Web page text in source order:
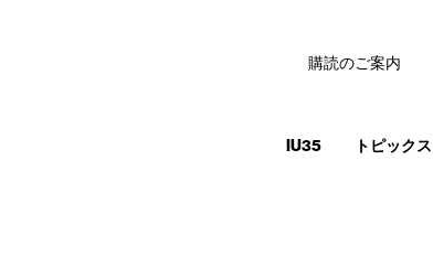
IU35 トピックス
購読のご案内